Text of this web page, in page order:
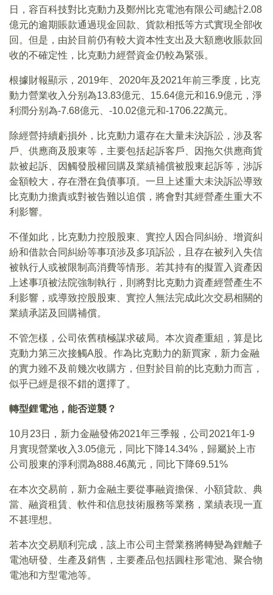
日，容百科技對比克動力及鄭州比克電池有限公司總計2.08
億元的逾期賬款通過現金回款、貨款相抵等方式實現全部收
回。但是，由於目前仍有較大資本性支出及大額應收賬款回
收的不確定性，比克動力經營資金仍較為緊張。
根據財報顯示，2019年、2020年及2021年前三季度，比克
動力營業收入分别為13.83億元、15.64億元和16.9億元，淨
利潤分别為-7.68億元、-10.02億元和-1706.22萬元。
除經營持續虧損外，比克動力還存在大量未決訴訟，涉及客
戶、供應商及股東等，主要包括起訴客戶、因拖欠供應商貨
款被起訴、因觸發股權回購及業績補償被股東起訴等，涉訴
金額較大，存在潛在負債事項。一旦上述重大未決訴訟導致
比克動力擔責或對被告難以追償，將會對其經營產生重大不
利影響。
不僅如此，比克動力控股股東、實控人因合同糾紛、增資糾
紛和借款合同糾紛等事項涉及多項訴訟，且存在被列入失信
被執行人或被限制高消費等情形。若其持有的擬置入資產因
上述事項被法院強制執行，則將對比克動力資產經營產生不
利影響，或導致控股股東、實控人無法完成此次交易相關的
業績承諾及回購補償。
不管怎樣，公司依舊積極謀求破局。本次資產重組，算是比
克動力第三次接觸A股。作為比克動力的新買家，新力金融
的實力雖不及前幾次收購方，但對於目前的比克動力而言，
似乎已經是很不錯的選擇了。
轉型鋰電池，能否逆襲？
10月23日，新力金融發佈2021年三季報，公司2021年1-9
月實現營業收入3.05億元，同比下降14.34%，歸屬於上市
公司股東的淨利潤為888.46萬元，同比下降69.51%
在本次交易前，新力金融主要從事融資擔保、小額貸款、典
當、融資租賃、軟件和信息技術服務等業務，業績表現一直
不甚理想。
若本次交易順利完成，該上市公司主營業務將轉變為鋰離子
電池研發、生產及銷售，主要產品包括圓柱形電池、聚合物
電池和方型電池等。